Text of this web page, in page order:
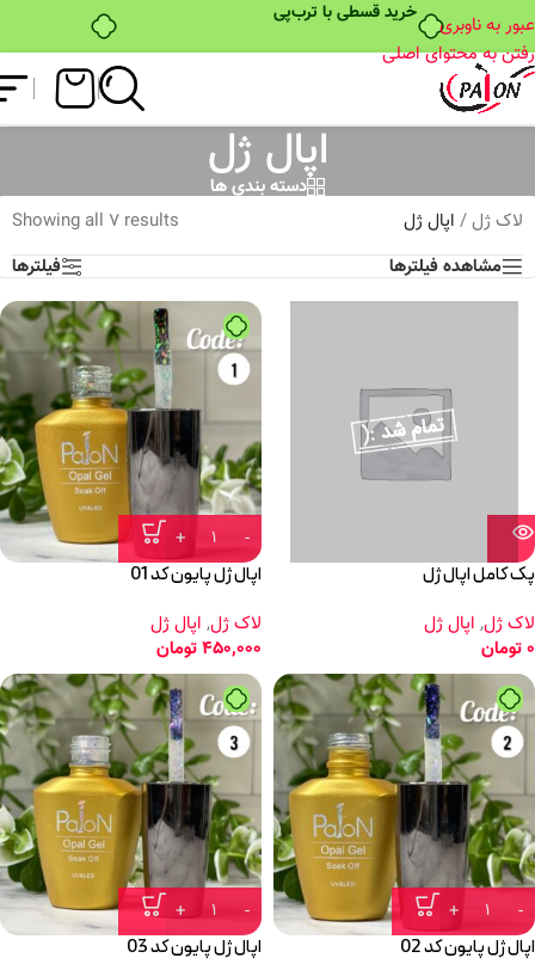
خرید قسطی با ترب‌پی
عبور به ناوبری
رفتن به محتوای اصلی
اپال ژل
دسته بندی ها
لاک ژل/ اپال ژل
Showing all 7 results
مشاهده فیلترها
فیلترها
پک کامل اپال ژل
لاک ژل, اپال ژل
0تومان
اپال ژل پایون کد 01
لاک ژل, اپال ژل
450,000تومان
اپال ژل پایون کد 02
اپال ژل پایون کد 03